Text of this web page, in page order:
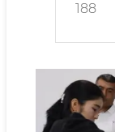
188